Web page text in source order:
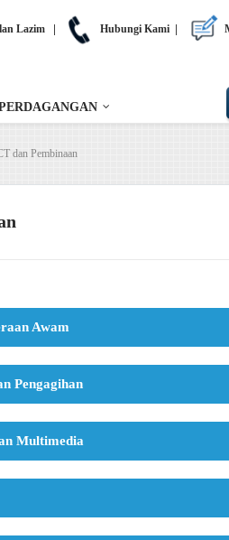
Lazim Hubungi Kami
dan Pembinaan
Awam
Pengagihan
Multimedia